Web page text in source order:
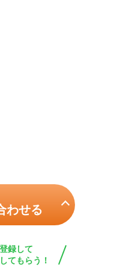
わせる
録して
てもらう！